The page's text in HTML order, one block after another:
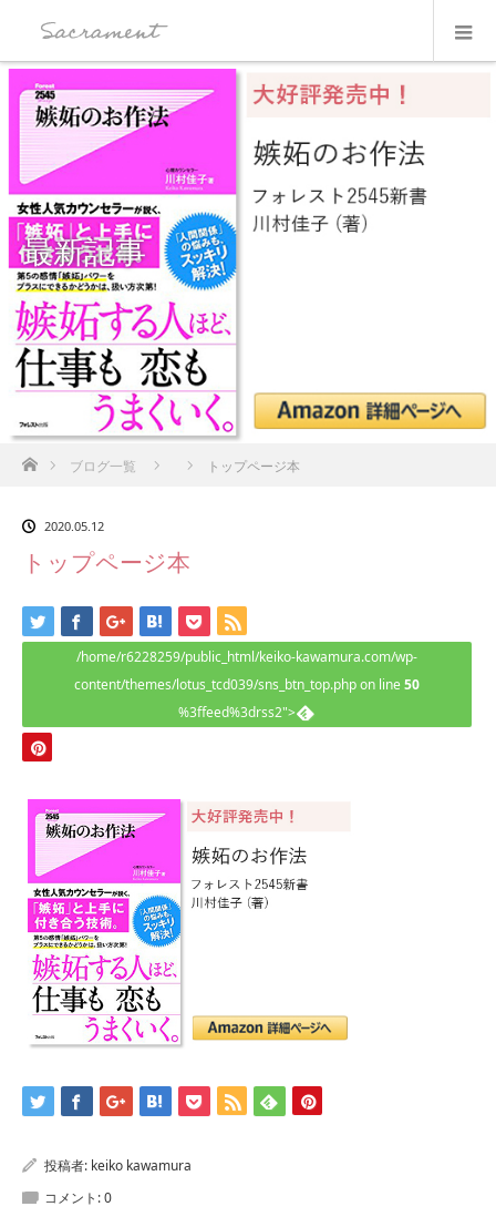
最新記事
ホームブログ一覧 トップページ本
2020.05.12
トップページ本
/home/r6228259/public_html/keiko-kawamura.com/wp-
content/themes/lotus_tcd039/sns_btn_top.php on line50
%3ffeed%3drss2">
投稿者: keiko kawamura
コメント:0